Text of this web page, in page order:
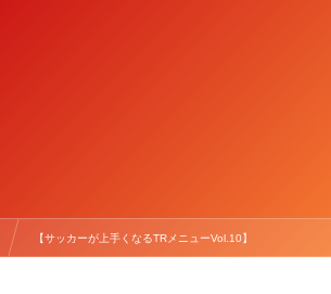
【サッカーが上手くなるTRメニューVol.10】